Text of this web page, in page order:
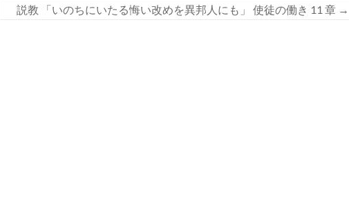
説教 「いのちにいたる悔い改めを異邦人にも」 使徒の働き 11 章 →